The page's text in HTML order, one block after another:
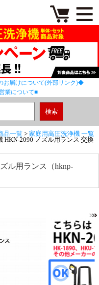
お届けについて(外部リンク)◆
業について■
品一覧 > 家庭用高圧洗浄機 一覧
HKN-2090 ノズル用ランス 交換
ル用ランス（hknp-